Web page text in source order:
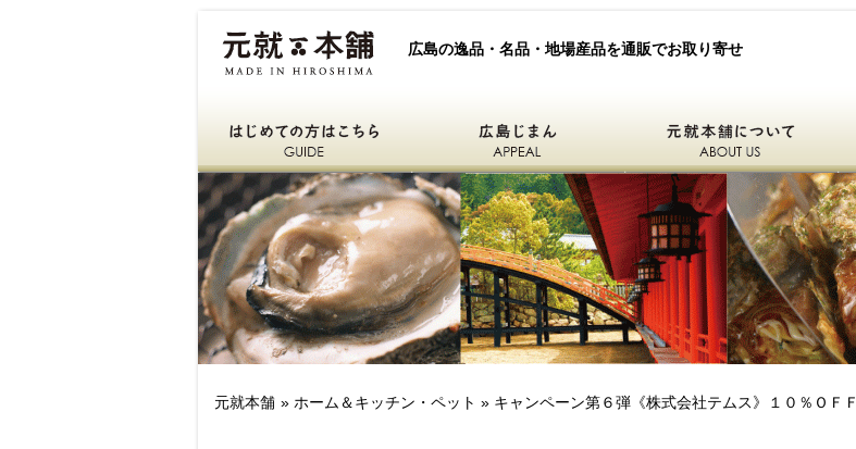
元就本舗
広島の逸品・名品・地場産品を通販でお取り寄せ
ひろしまええもん
元就本舗 » ホーム＆キッチン・ペット » キャンペーン第６弾《株式会社テムス》１０％ＯＦＦ